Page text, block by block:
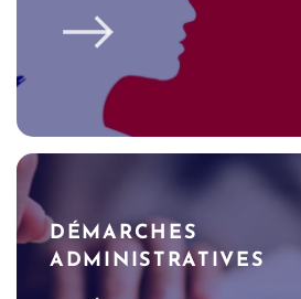
DÉMARCHES
ADMINISTRATIVES